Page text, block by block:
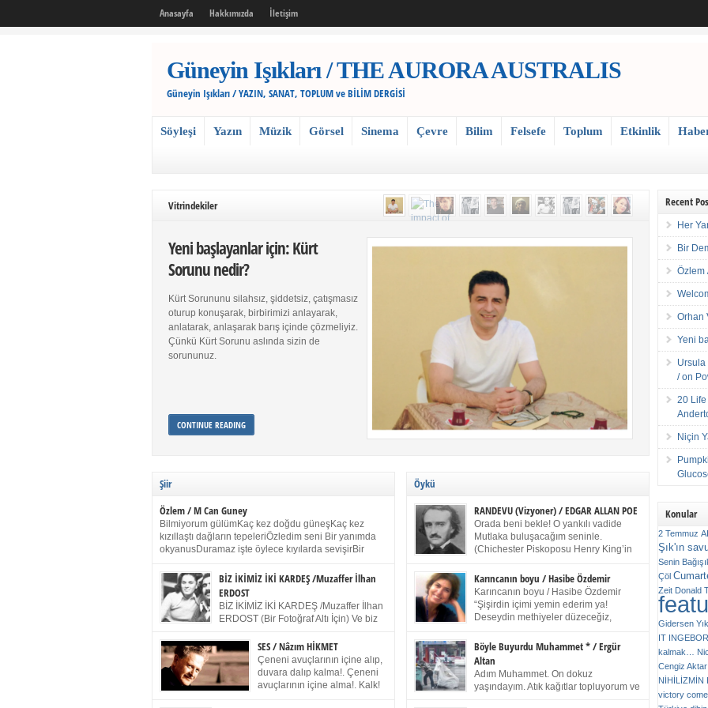
Anasayfa Hakkımızda İletişim
Güneyin Işıkları / THE AURORA AUSTRALIS
Güneyin Işıkları / YAZIN, SANAT, TOPLUM ve BİLİM DERGİSİ
Söyleşi Yazın Müzik Görsel Sinema Çevre Bilim Felsefe Toplum Etkinlik
Vitrindekiler
Yeni başlayanlar için: Kürt
Sorunu nedir?
Kürt Sorununu silahsız, şiddetsiz, çatışmasız
oturup konuşarak, birbirimizi anlayarak,
anlatarak, anlaşarak barış içinde çözmeliyiz.
Çünkü Kürt Sorunu aslında sizin de
sorununuz.
CONTINUE READING
Şiir
Özlem / M Can Guney
Bilmiyorum gülümKaç kez doğdu güneşKaç kez
kızıllaştı dağların tepeleriÖzledim seni Bir yanımda
okyanusDuramaz işte öylece kıyılarda sevişirBir
dururSokulur yalnızlığıma kokun olur Gözlerim bir
buruk gülümsemeDudağımda buğusu
öpüşlerinGeceler boyuÖzledim seni 2004 Haziran
Sydney / Toplumsal Kaynak / Memduh Güney
BİZ İKİMİZ İKİ KARDEŞ /Muzaffer İlhan
ERDOST
BİZ İKİMİZ İKİ KARDEŞ /Muzaffer İlhan
ERDOST (Bir Fotoğraf Altı İçin) Ve biz
Duracağız Fotoğrafımızda durduğumuz gibi Benim
ellerimde kelepçe Yüzümde yapay bir gülüş
(Kelepçeyi yadırgamanın gülüşü belki İlk kez olduğu
için Sonra alıştım Ve unuttum sonra kelepçeyi
SES / Nâzım HİKMET
Çeneni avuçlarının içine alıp,
duvara dalıp kalma!. Çeneni
avuçlarının içine alma!. Kalk!
Öykü
RANDEVU (Vizyoner) / EDGAR ALLAN POE
Orada beni bekle! O yankılı vadide
Mutlaka buluşacağım seninle.
(Chichester Piskoposu Henry King’in
Talihsiz ve gizemli adam! – Sen ki kendi hayal
gücünün parlaklığıyla afalladın, gençliğinin alevleri
arasına düştün! Hayalimde seni tekrar görüyorum!
Bir kez daha önümde duruyor siluetin! – Olduğun –
ah olduğun gibi değil soğuk vadide ve gölgelerin […]
Karıncanın boyu / Hasibe Özdemir
Karıncanın boyu / Hasibe Özdemir
“Şişirdin içimi yemin ederim ya!
Deseydin methiyeler düzeceğiz,
titriyor. “Sana gel demedim kızım.” diyorum sakince.
“Takıldın peşime madem, ne duyarsan
katlanacaksın.” Bir sigara yakıyor. Başını yana yatırıp,
bezmiş annelerin yılgın bakışıyla süzüyor beni.
Kaşlarımı kaldırıp ona bakıyorum ben de. Pes ediyor.
Böyle Buyurdu Muhammet * / Ergür
Altan
Adım Muhammet. On dokuz
yaşındayım. Atık kağıtlar topluyorum ve
Recent
Her
Bir
Özlem
Orhan
Yeni
Ursula
/ on
20
Niçin
Konular
2 Temmuz
Şık'ın
Senin
Çöl
Zeit Donald
Gidersen
IT
kalmak…
Cengiz Aktar
NİHİLİZMİN
victory